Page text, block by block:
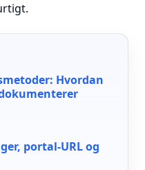
Hvordan
portal-URL og